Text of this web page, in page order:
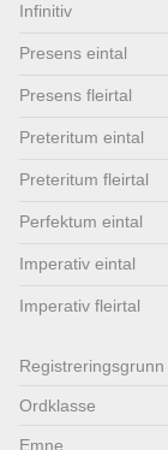
Infinitiv
Presens eintal
Presens fleirtal
Preteritum eintal
Preteritum fleirtal
Perfektum eintal
Imperativ eintal
Imperativ fleirtal
Registrerings­grunn
Ordklasse
Emne
Kontakt
oss